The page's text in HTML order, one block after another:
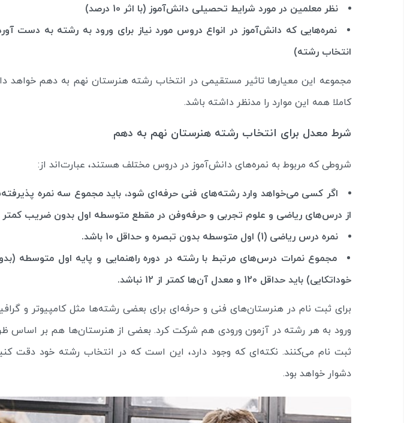
نظر معلمین در مورد شرایط تحصیلی دانش‌آموز (با اثر 10 درصد)
انتخاب رشته)
مجموعه این معیارها تاثیر مستقیمی در انتخاب رشته هنرستان نهم به دهم خواهد
کاملا همه این موارد را مدنظر داشته باشد.
شرط معدل برای انتخاب رشته هنرستان نهم به دهم
شروطی که مربوط به نمره‌های دانش‌آموز در دروس مختلف هستند، عبارت‌اند از:
اگر کسی می‌خواهد وارد رشته‌های فنی حرفه‌ای شود، باید مجموع سه نمره
از درس‌های ریاضی و علوم تجربی و حرفه‌و‌فن در مقطع متوسطه اول بدون ضریب کمتر از 30
نمره درس ریاضی (1) اول متوسطه بدون تبصره و حداقل 10 باشد.
مجموع نمرات درس‌های مرتبط با رشته در دوره راهنمایی و پایه اول متوسطه
خوداتکایی) باید حداقل 120 و معدل آن‌ها کمتر از 12 نباشد.
برای ثبت نام در هنرستان‌های فنی و حرفه‌ای برای بعضی رشته‌ها مثل کامپیوتر و
ورود به هر رشته در آزمون ورودی هم شرکت کرد. بعضی از هنرستان‌ها هم بر اساس
ثبت نام می‌کنند. نکته‌ای که وجود دارد، این است که در انتخاب رشته خود دقت
دشوار خواهد بود.